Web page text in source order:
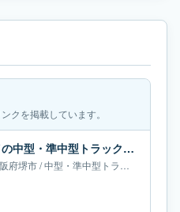
クを掲載しています。
株式会社ロジックナンカイの中型・準中型トラックドライバー求人｜大阪府堺市｜月給66万円
府堺市/中型・準中型トラックドライバー